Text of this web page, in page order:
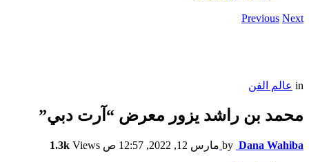
Previous Next
in عالم الفن
محمد بن راشد يزور معرض “آرت دبي”
by Dana Wahiba مارس 12, 2022, 12:57 ص 1.3k Views